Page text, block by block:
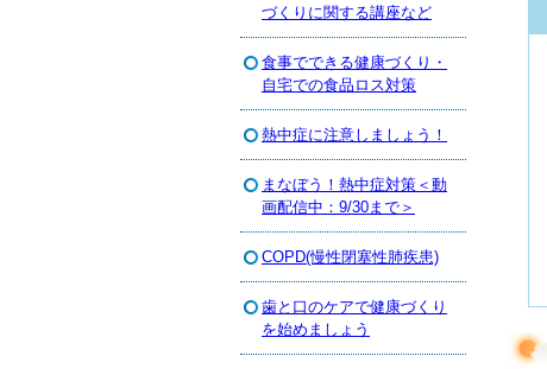
づくりに関する講座など
食事でできる健康づくり・
自宅での食品ロス対策
熱中症に注意しましょう！
まなぼう！熱中症対策＜動
画配信中：9/30まで＞
COPD(慢性閉塞性肺疾患)
歯と口のケアで健康づくり
を始めましょう